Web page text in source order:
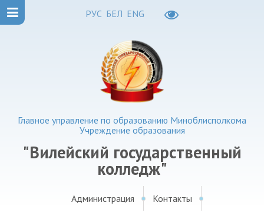
РУС БЕЛ ENG
Главное управление по образованию Миноблисполкома
Учреждение образования
"Вилейский государственный
колледж"
Администрация Контакты